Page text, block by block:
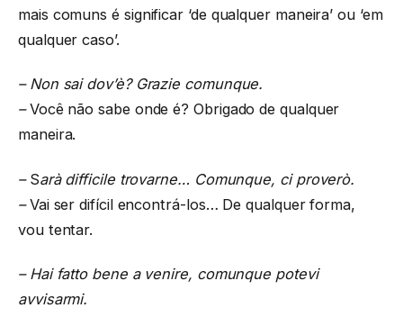
mais comuns é significar ‘de qualquer maneira’ ou ‘em
qualquer caso’.
– Non sai dov’è? Grazie comunque.
–Você não sabe onde é? Obrigado de qualquer
maneira.
– Sarà difficile trovarne… Comunque, ci proverò.
–Vai ser difícil encontrá-los… De qualquer forma,
vou tentar.
– Hai fatto bene a venire, comunque potevi
avvisarmi.